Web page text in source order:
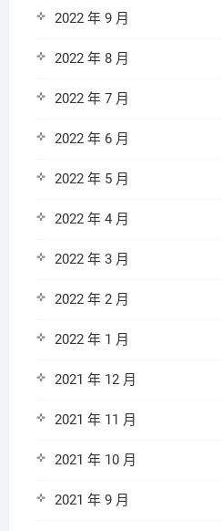
2022 年 9 月
2022 年 8 月
2022 年 7 月
2022 年 6 月
2022 年 5 月
2022 年 4 月
2022 年 3 月
2022 年 2 月
2022 年 1 月
2021 年 12 月
2021 年 11 月
2021 年 10 月
2021 年 9 月